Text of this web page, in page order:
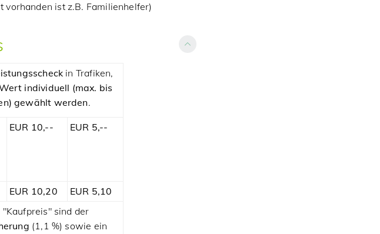
ist z.B. Familienhelfer)
in Trafiken,
individuell (max. bis
gewählt werden.
EUR 10,-- EUR 5,--
EUR 10,20
EUR 5,10
sind der
(1,1 %) sowie ein